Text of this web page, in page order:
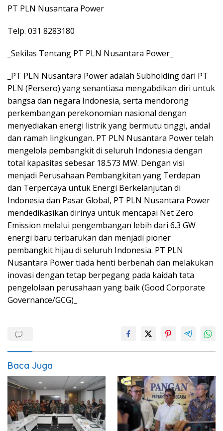
PT PLN Nusantara Power
Telp. 031 8283180
_Sekilas Tentang PT PLN Nusantara Power_
_PT PLN Nusantara Power adalah Subholding dari PT
PLN (Persero) yang senantiasa mengabdikan diri untuk
bangsa dan negara Indonesia, serta mendorong
perkembangan perekonomian nasional dengan
menyediakan energi listrik yang bermutu tinggi, andal
dan ramah lingkungan. PT PLN Nusantara Power telah
mengelola pembangkit di seluruh Indonesia dengan
total kapasitas sebesar 18.573 MW. Dengan visi
menjadi Perusahaan Pembangkitan yang Terdepan
dan Terpercaya untuk Energi Berkelanjutan di
Indonesia dan Pasar Global, PT PLN Nusantara Power
mendedikasikan dirinya untuk mencapai Net Zero
Emission melalui pengembangan lebih dari 6.3 GW
energi baru terbarukan dan menjadi pioner
pembangkit hijau di seluruh Indonesia. PT PLN
Nusantara Power tiada henti berbenah dan melakukan
inovasi dengan tetap berpegang pada kaidah tata
pengelolaan perusahaan yang baik (Good Corporate
Governance/GCG)_
Baca Juga